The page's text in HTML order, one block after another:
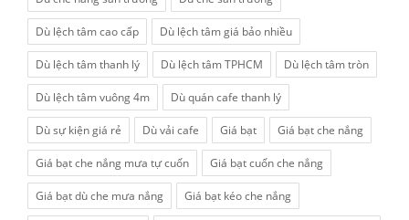
Dù lệch tâm cao cấp Dù lệch tâm giá bảo nhiều
Dù lệch tâm thanh lý Dù lệch tâm TPHCM Dù lệch tâm tròn
Dù lệch tâm vuông 4m Dù quán cafe thanh lý
Dù sự kiện giá rẻ Dù vải cafe Giá bạt Giá bạt che nắng
Giá bạt che nắng mưa tự cuốn Giá bạt cuốn che nắng
Giá bạt dù che mưa nắng Giá bạt kéo che nắng